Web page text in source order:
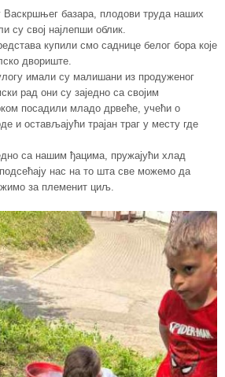
Васкршњег базара, плодови труда наших
су свој најлепши облик.
купили смо саднице белог бора које
двориште.
имали су малишани из продуженог
рад они су заједно са својим
посадили младо дрвеће, учећи о
и остављајући трајан траг у месту где
са нашим ђацима, пружајући хлад
нас на то шта све можемо да
за племенит циљ.